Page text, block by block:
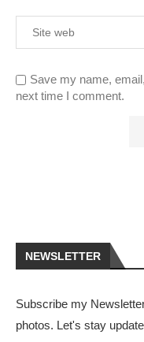
Save my name,
next time I comment.
NEWSLETTER
Subscribe my
photos. Let's stay